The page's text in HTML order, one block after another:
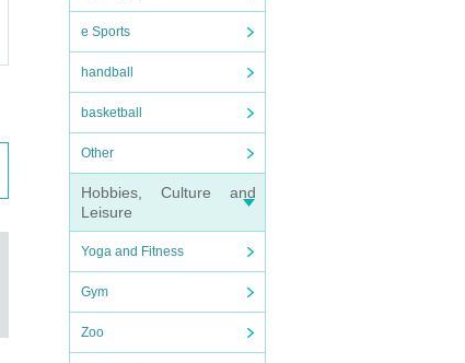
e Sports
handball
basketball
Other
Hobbies, Culture and
Leisure
Yoga and Fitness
Gym
Zoo